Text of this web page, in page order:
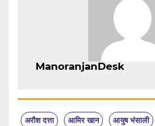
ManoranjanDesk
अरौश दत्ता आमिर खान आयुष भंसाली